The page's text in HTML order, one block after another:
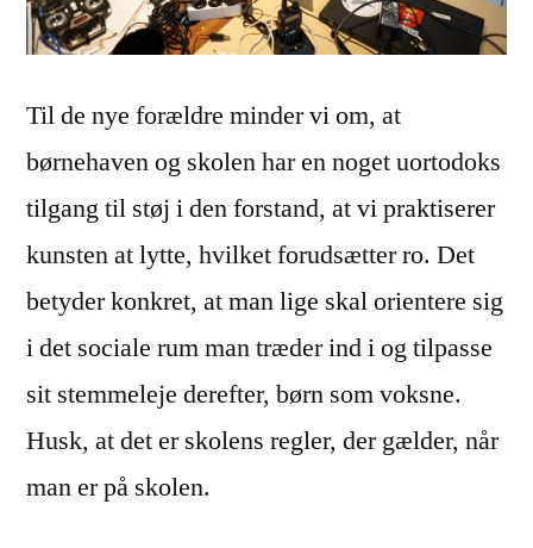
Til de nye forældre minder vi om, at
børnehaven og skolen har en noget uortodoks
tilgang til støj i den forstand, at vi praktiserer
kunsten at lytte, hvilket forudsætter ro. Det
betyder konkret, at man lige skal orientere sig
i det sociale rum man træder ind i og tilpasse
sit stemmeleje derefter, børn som voksne.
Husk, at det er skolens regler, der gælder, når
man er på skolen.